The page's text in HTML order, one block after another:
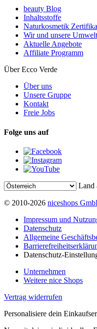
beauty Blog
Inhaltsstoffe
Naturkosmetik
Wir und unsere Umwelt
Aktuelle Angebote
Affiliate Programm
Über Ecco Verde
Über uns
Unsere Gruppe
Kontakt
Freie Jobs
Folge uns auf
Land
© 2010-2026 niceshops
Impressum und
Datenschutz
Allgemeine
Datenschutz-
Unternehmen
Weitere nice Shops
Vertrag widerrufen
Personalisiere dein